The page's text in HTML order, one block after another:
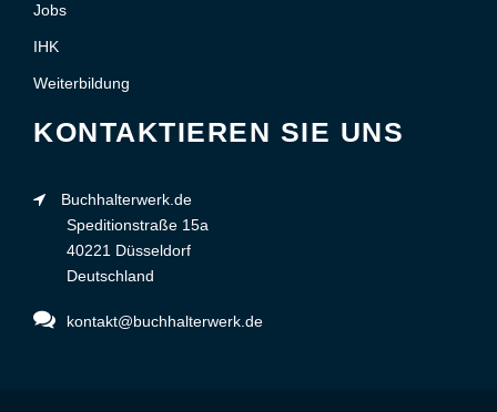
Jobs
IHK
Weiterbildung
KONTAKTIEREN SIE UNS
Buchhalterwerk.de
Speditionstraße 15a
40221 Düsseldorf
Deutschland
kontakt@buchhalterwerk.de